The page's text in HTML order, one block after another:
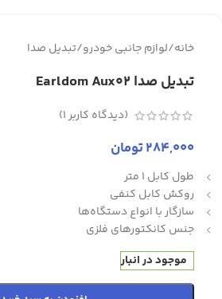
خانه/لوازم جانبی خودرو/تبدیل صدا
تبدیل صدا Earldom Aux02
(دیدگاه کاربر1
)
284,000تومان
طول کابل 1 متر
روکش کابل کنفی
سازگار با انواع دستگاه‌ها
جنس کانکتورهای فلزی
موجود در انبار